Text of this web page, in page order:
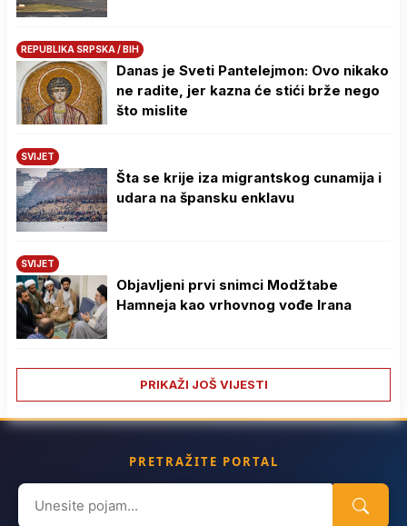
REPUBLIKA SRPSKA / BIH
Danas je Sveti Pantelejmon: Ovo nikako
ne radite, jer kazna će stići brže nego
što mislite
SVIJET
Šta se krije iza migrantskog cunamija i
udara na špansku enklavu
SVIJET
Objavljeni prvi snimci Modžtabe
Hamneja kao vrhovnog vođe Irana
PRIKAŽI JOŠ VIJESTI
PRETRAŽITE PORTAL
Search
for: